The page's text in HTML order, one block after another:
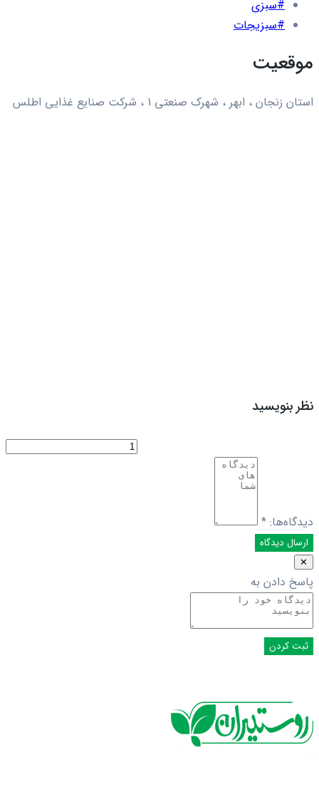
#سبزی
#سبزیجات
موقعیت
استان زنجان ، ابهر ، شهرک صنعتی 1 ، شرکت صنایع غذایی اطلس
نظر بنویسید
دیدگاه‌ها: *
✕
پاسخ دادن به